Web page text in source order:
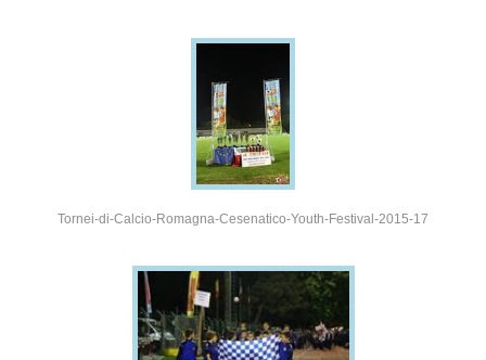
Tornei-di-Calcio-Romagna-Cesenatico-Youth-Festival-2015-17